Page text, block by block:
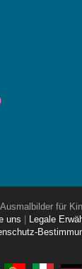
für
uns Legale